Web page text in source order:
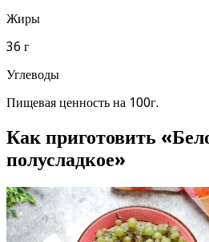
Жиры
36 г
Углеводы
Пищевая ценность на 100г.
Как приготовить
полусладкое»